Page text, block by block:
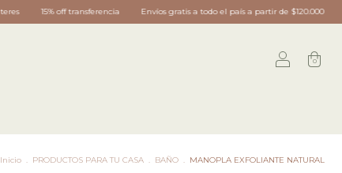
Envíos gratis a todo el país a partir de $120.000 3 cuotas sin interes 15% off
0
Inicio . PRODUCTOS PARA TU CASA . BAÑO . MANOPLA EXFOLIANTE NATURAL